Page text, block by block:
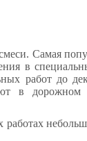
Самая
в
работ до
в дорожном